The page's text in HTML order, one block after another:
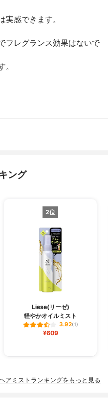
感できます。
フレグランス効果はないで
ング
2位
Liese(リーゼ)
軽やかオイルミスト
3.92(1)
¥609
アミストランキングをもっと見る